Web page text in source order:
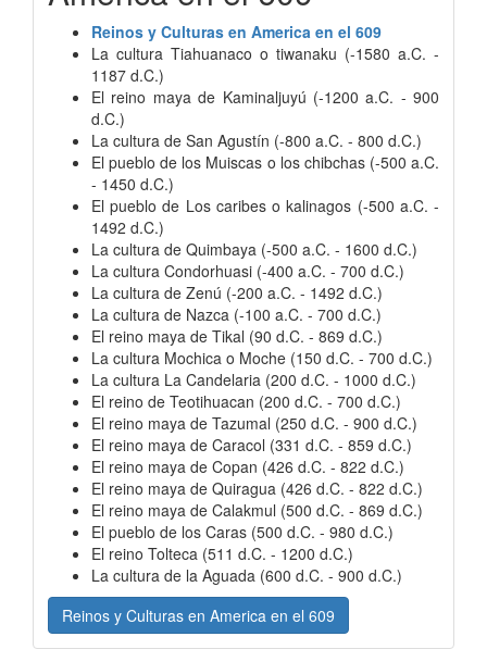
Reinos y Culturas en America en el 609
La cultura Tiahuanaco o tiwanaku (-1580 a.C. -
1187 d.C.)
El reino maya de Kaminaljuyú (-1200 a.C. - 900
d.C.)
La cultura de San Agustín (-800 a.C. - 800 d.C.)
El pueblo de los Muiscas o los chibchas (-500 a.C.
- 1450 d.C.)
El pueblo de Los caribes o kalinagos (-500 a.C. -
1492 d.C.)
La cultura de Quimbaya (-500 a.C. - 1600 d.C.)
La cultura Condorhuasi (-400 a.C. - 700 d.C.)
La cultura de Zenú (-200 a.C. - 1492 d.C.)
La cultura de Nazca (-100 a.C. - 700 d.C.)
El reino maya de Tikal (90 d.C. - 869 d.C.)
La cultura Mochica o Moche (150 d.C. - 700 d.C.)
La cultura La Candelaria (200 d.C. - 1000 d.C.)
El reino de Teotihuacan (200 d.C. - 700 d.C.)
El reino maya de Tazumal (250 d.C. - 900 d.C.)
El reino maya de Caracol (331 d.C. - 859 d.C.)
El reino maya de Copan (426 d.C. - 822 d.C.)
El reino maya de Quiragua (426 d.C. - 822 d.C.)
El reino maya de Calakmul (500 d.C. - 869 d.C.)
El pueblo de los Caras (500 d.C. - 980 d.C.)
El reino Tolteca (511 d.C. - 1200 d.C.)
La cultura de la Aguada (600 d.C. - 900 d.C.)
Reinos y Culturas en America en el 609